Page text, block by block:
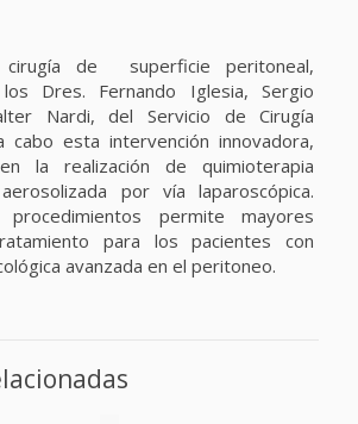
de superficie peritoneal,
Dres. Fernando Iglesia, Sergio
Nardi, del Servicio de Cirugía
cabo esta intervención innovadora,
la realización de quimioterapia
por vía laparoscópica.
permite mayores
para los pacientes con
avanzada en el peritoneo.